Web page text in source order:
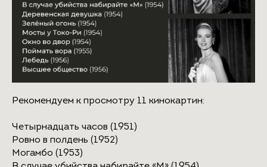
Рекомендуем к просмотру 11 кинокартин:
Четырнадцать часов (1951)
Ровно в полдень (1952)
Могамбо (1953)